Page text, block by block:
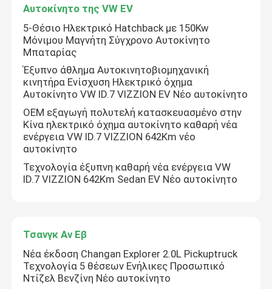
Ηλεκτρικό όχημα Tesla
Ηλεκτρικό αυτοκίνητο Avatr
Geely αυτοκίνητο
Επαγγελματικό αυτοκίνητο Mercedes Benz
Τσέρι Αυτοκίνητο
Τσανγκ Αν Εβ
Αυτοκίνητο της VW EV
5-Θέσιο Ηλεκτρικό Hatchback με 150Kw
Μόνιμου Μαγνήτη Σύγχρονο Αυτοκίνητο
Μπαταρίας
Έξυπνο άθλημα Αυτοκινητοβιομηχανική
κινητήρα Ενίσχυση Ηλεκτρικό όχημα
Αυτοκίνητο VW ID.7 VIZZION EV Νέο αυτοκίνητο
OEM εξαγωγή πολυτελή κατασκευασμένο στην
Κίνα ηλεκτρικό όχημα αυτοκίνητο καθαρή νέα
ενέργεια VW ID.7 VIZZION 642Km νέο
αυτοκίνητο
Τεχνολογία έξυπνη καθαρή νέα ενέργεια VW
ID.7 VIZZION 642Km Sedan EV Νέο αυτοκίνητο
Τσανγκ Αν Εβ
Νέα έκδοση Changan Explorer 2.0L Pickuptruck
Τεχνολογία 5 θέσεων Ενήλικες Προσωπικό
Ντίζελ Βενζίνη Νέο αυτοκίνητο